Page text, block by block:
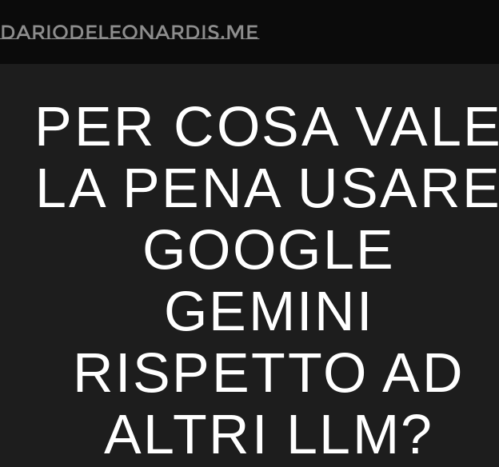
dariodeleonardis.me
PER COSA VALE
LA PENA USARE
GOOGLE
GEMINI
RISPETTO AD
ALTRI LLM?